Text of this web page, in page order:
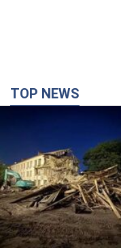
TOP NEWS